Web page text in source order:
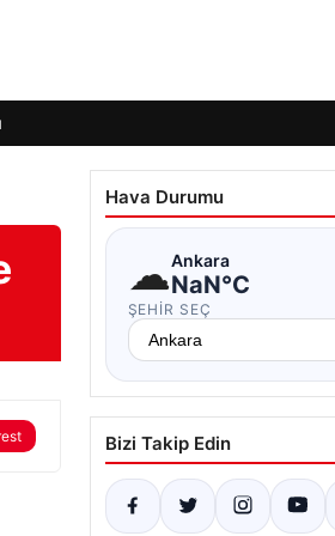
Hava Durumu
☁Ankara
NaN°C
ŞEHIR SEÇ
Bizi Takip Edin